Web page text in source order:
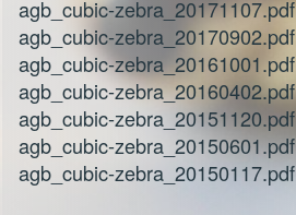
agb_cubic-zebra_20171107.pdf
agb_cubic-zebra_20170902.pdf
agb_cubic-zebra_20161001.pdf
agb_cubic-zebra_20160402.pdf
agb_cubic-zebra_20151120.pdf
agb_cubic-zebra_20150601.pdf
agb_cubic-zebra_20150117.pdf